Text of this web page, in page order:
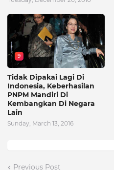
9
Tidak Dipakai Lagi Di
Indonesia, Keberhasilan
PNPM Mandiri Di
Kembangkan Di Negara
Lain
Sunday, March 13, 2016
Previous Post